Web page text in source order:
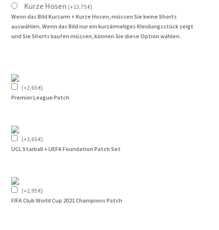
Kurze Hosen (+13,75€)
Wenn das Bild Kurzarm + Kurze Hosen, müssen Sie keine Shorts
auswählen. Wenn das Bild nur ein kurzärmeliges Kleidungsstück zeigt
und Sie Shorts kaufen müssen, können Sie diese Option wählen.
(+2,65€)
Premier League Patch
(+3,65€)
UCL Starball + UEFA Foundation Patch Set
(+2,95€)
FIFA Club World Cup 2021 Champions Patch